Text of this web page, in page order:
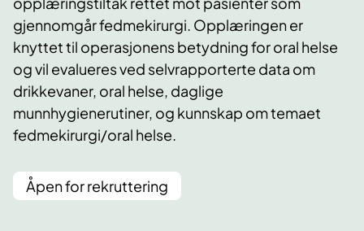
gjennomgår fedmekirurgi. Opplæringen er
knyttet til operasjonens betydning for oral helse
og vil evalueres ved selvrapporterte data om
drikkevaner, oral helse, daglige
munnhygienerutiner, og kunnskap om temaet
fedmekirurgi/oral helse.
Åpen for rekruttering